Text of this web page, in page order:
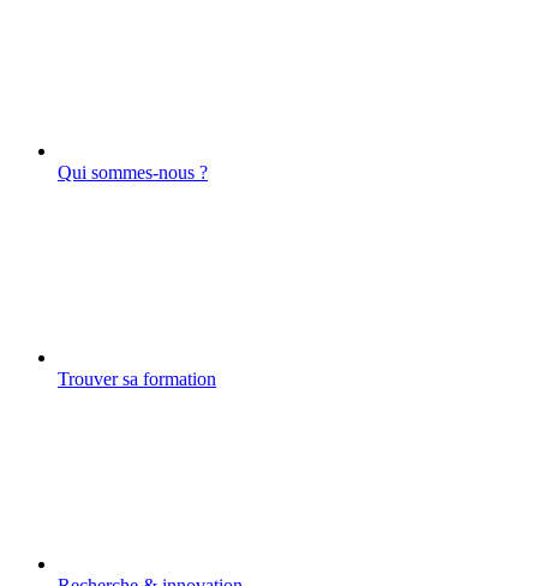
Qui sommes-nous ?
Trouver sa formation